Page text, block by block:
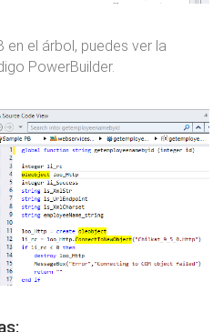
el árbol, puedes ver la
PowerBuilder.